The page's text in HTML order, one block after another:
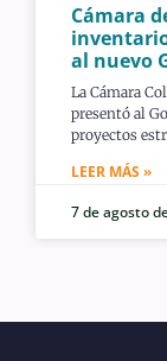
Cámara
al nuevo
La Cámara
presentó al
proyectos
LEER MÁS »
7 de agosto